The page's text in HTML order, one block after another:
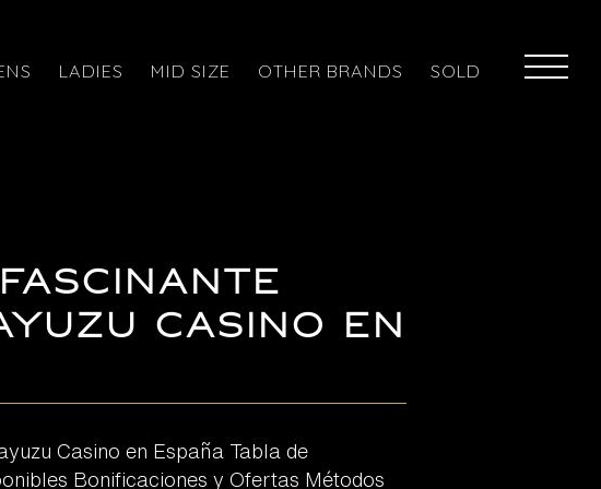
LADIES MID SIZE OTHER BRANDS SOLD
Casino en
Casino en España Tabla de
Bonificaciones y Ofertas Métodos